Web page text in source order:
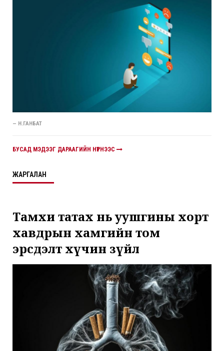
— Н.ГАНБАТ
БУСАД МЭДЭЭГ ДАРААГИЙН НҮҮРНЭЭС
ЖАРГАЛАН
Тамхи татах нь уушгины хорт
хавдрын хамгийн том
эрсдэлт хүчин зүйл